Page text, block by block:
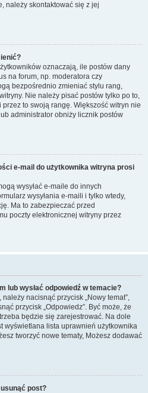
należy skontaktować się z jej
oznaczają, ile postów dany
na forum, np. moderatora czy
bezpośrednio zmieniać stylu rang,
Nie należy pisać postów tylko po to,
to swoją rangę. Większość witryn nie
administrator obniży licznik postów
e-mail do użytkownika witryna prosi
wysyłać e-maile do innych
wysyłania e-maili i tylko wtedy,
Ma to zabezpieczać przed
poczty elektronicznej witryny przez
lub wysłać odpowiedź w temacie?
nacisnąć przycisk „Nowy temat”,
przycisk „Odpowiedz”. Być może, że
będzie się zarejestrować. Na dole
wyświetlana lista uprawnień użytkownika
tworzyć nowe tematy, Możesz dodawać
post?